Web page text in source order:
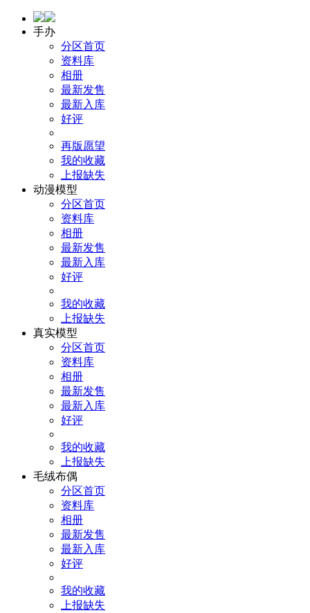
手办
分区首页
资料库
相册
最新发售
最新入库
好评
再版愿望
我的收藏
上报缺失
动漫模型
分区首页
资料库
相册
最新发售
最新入库
好评
我的收藏
上报缺失
真实模型
分区首页
资料库
相册
最新发售
最新入库
好评
我的收藏
上报缺失
毛绒布偶
分区首页
资料库
相册
最新发售
最新入库
好评
我的收藏
上报缺失